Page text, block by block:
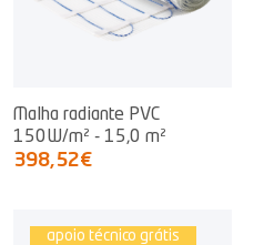
Malha radiante PVC
150W/m² - 15,0 m²
398,52€
apoio técnico grátis